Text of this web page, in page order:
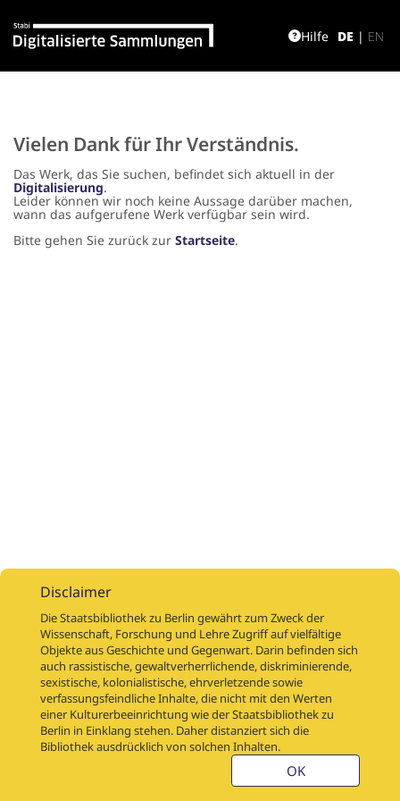
DE | EN
Hilfe
Vielen Dank für Ihr Verständnis.
Das Werk, das Sie suchen, befindet sich aktuell in der
Digitalisierung.
Leider können wir noch keine Aussage darüber machen,
wann das aufgerufene Werk verfügbar sein wird.
Bitte gehen Sie zurück zur Startseite.
DigitalisierungsaufträgeÜberDigitalisierungsprojekteLinks
DigiworkflowWeitere digitalisierte Bestände
Kontakt
Nutzungsbedingungen
Startseite der SBB
Stabikat
Weitere Kataloge der SBB
Disclaimer
Die Staatsbibliothek zu Berlin gewährt zum Zweck der
Wissenschaft, Forschung und Lehre Zugriff auf vielfältige
Objekte aus Geschichte und Gegenwart. Darin befinden sich
auch rassistische, gewaltverherrlichende, diskriminierende,
sexistische, kolonialistische, ehrverletzende sowie
verfassungsfeindliche Inhalte, die nicht mit den Werten
einer Kulturerbeeinrichtung wie der Staatsbibliothek zu
Berlin in Einklang stehen. Daher distanziert sich die
Bibliothek ausdrücklich von solchen Inhalten.
OK